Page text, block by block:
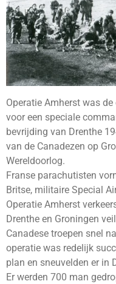
Operatie Amherst was
voor een speciale
bevrijding van Drenthe
van de Canadezen op
Wereldoorlog.
Franse parachutisten
Britse, militaire Special
Operatie Amherst
Drenthe en Groningen
Canadese troepen snel
operatie was redelijk
plan en sneuvelden er in
Er werden 700 man